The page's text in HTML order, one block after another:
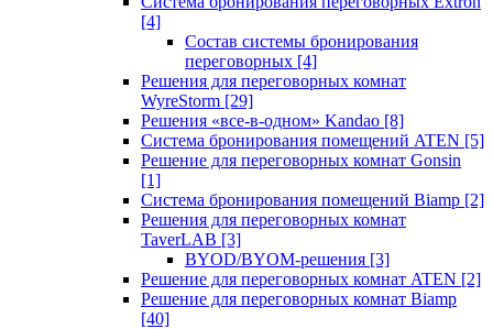
[4]
Состав системы бронирования
переговорных [4]
Решения для переговорных комнат
WyreStorm [29]
Решения «все-в-одном» Kandao [8]
Система бронирования помещений ATEN [5]
Решение для переговорных комнат Gonsin
[1]
Система бронирования помещений Biamp [2]
Решения для переговорных комнат
TaverLAB [3]
BYOD/BYOM-решения [3]
Решение для переговорных комнат ATEN [2]
Решение для переговорных комнат Biamp
[40]